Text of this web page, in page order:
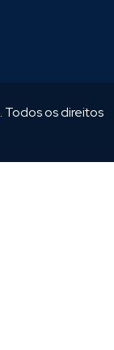
. Todos os direitos